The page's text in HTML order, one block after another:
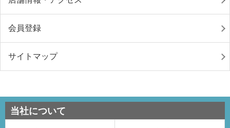
会員登録
サイトマップ
当社について